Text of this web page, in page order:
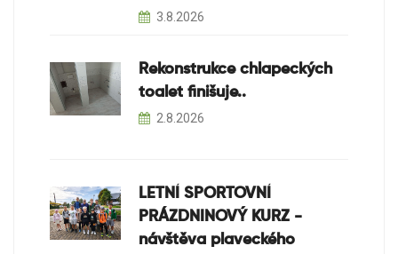
3.8.2026
Rekonstrukce chlapeckých
toalet finišuje..
2.8.2026
LETNÍ SPORTOVNÍ
PRÁZDNINOVÝ KURZ -
návštěva plaveckého